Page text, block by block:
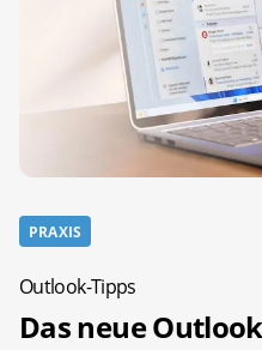
PRAXIS
Outlook-Tipps
Das neue Outlook